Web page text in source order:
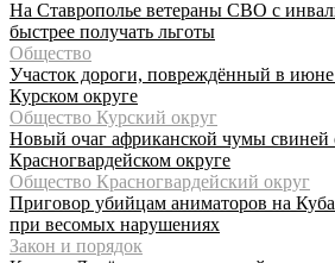
На Ставрополье ветераны СВО с
быстрее получать льготы
Общество
Участок дороги, повреждённый в июне
Курском округе
Общество Курский округ
Новый очаг африканской чумы свиней
Красногвардейском округе
Общество Красногвардейский округ
Приговор убийцам аниматоров на
при весомых нарушениях
Закон и порядок